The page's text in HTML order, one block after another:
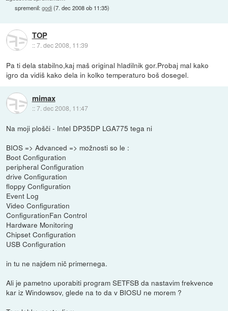
spremenil:godi(7. dec 2008 ob 11:35)
TOP
::7. dec 2008, 11:39
Pa ti dela stabilno,kaj maš original hladilnik gor.Probaj mal kako
igro da vidiš kako dela in kolko temperaturo boš dosegel.
mimax
::7. dec 2008, 11:47
Na moji plošči - Intel DP35DP LGA775 tega ni
BIOS => Advanced => možnosti so le :
Boot Configuration
peripheral Configuration
drive Configuration
floppy Configuration
Event Log
Video Configuration
ConfigurationFan Control
Hardware Monitoring
Chipset Configuration
USB Configuration
in tu ne najdem nič primernega.
Ali je pametno uporabiti program SETFSB da nastavim frekvence
kar iz Windowsov, glede na to da v BIOSU ne morem ?